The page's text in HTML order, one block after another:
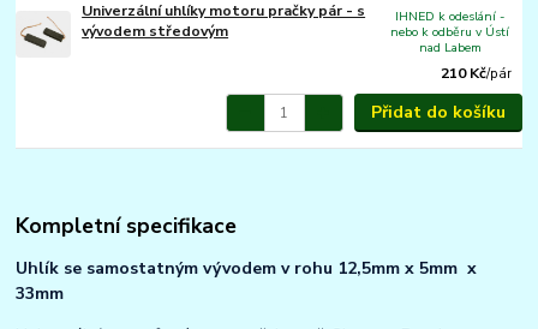
Univerzální uhlíky motoru pračky pár - s
vývodem středovým
210 Kč/pár
IHNED k odeslání -
nebo k odběru v Ústí
nad Labem
Přidat do košíku
Kompletní specifikace
Uhlík se samostatným vývodem v rohu 12,5mm x 5mm x
33mm